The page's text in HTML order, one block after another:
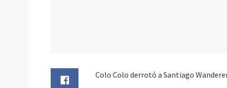
Colo Colo derrotó a Santiago